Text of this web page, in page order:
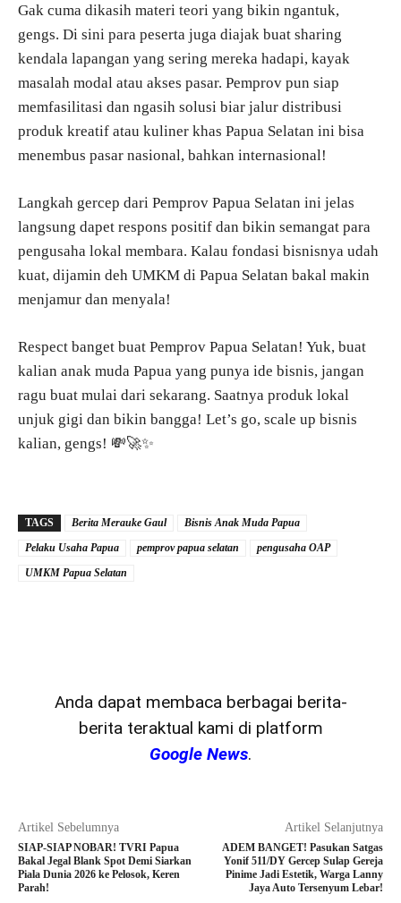
Gak cuma dikasih materi teori yang bikin ngantuk,
gengs. Di sini para peserta juga diajak buat sharing
kendala lapangan yang sering mereka hadapi, kayak
masalah modal atau akses pasar. Pemprov pun siap
memfasilitasi dan ngasih solusi biar jalur distribusi
produk kreatif atau kuliner khas Papua Selatan ini bisa
menembus pasar nasional, bahkan internasional!
Langkah gercep dari Pemprov Papua Selatan ini jelas
langsung dapet respons positif dan bikin semangat para
pengusaha lokal membara. Kalau fondasi bisnisnya udah
kuat, dijamin deh UMKM di Papua Selatan bakal makin
menjamur dan menyala!
Respect banget buat Pemprov Papua Selatan! Yuk, buat
kalian anak muda Papua yang punya ide bisnis, jangan
ragu buat mulai dari sekarang. Saatnya produk lokal
unjuk gigi dan bikin bangga! Let’s go, scale up bisnis
kalian, gengs! 💸🚀✨
TAGS Berita Merauke Gaul
Bisnis Anak Muda Papua
Pelaku Usaha Papua
pemprov papua selatan
pengusaha OAP
UMKM Papua Selatan
Anda dapat membaca berbagai berita-
berita teraktual kami di platform
Google News.
Artikel Sebelumnya
SIAP-SIAP NOBAR! TVRI Papua
Bakal Jegal Blank Spot Demi Siarkan
Piala Dunia 2026 ke Pelosok, Keren
Parah!
Artikel Selanjutnya
ADEM BANGET! Pasukan Satgas
Yonif 511/DY Gercep Sulap Gereja
Pinime Jadi Estetik, Warga Lanny
Jaya Auto Tersenyum Lebar!